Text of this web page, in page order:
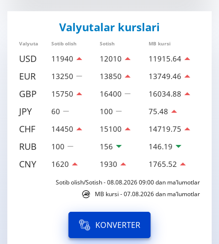
Valyutalar kurslari
Valyuta Sotib olish Sotish MB kursi
USD 11940 12010 11915.64
EUR 13250 13850 13749.46
GBP 15750 16400 16034.88
JPY 60 100 75.48
CHF 14450 15100 14719.75
RUB 100 156 146.19
CNY 1620 1930 1765.52
Sotib olish/Sotish - 08.08.2026 09:00 dan ma’lumotlar
MB kursi - 07.08.2026 dan ma’lumotlar
KONVERTER